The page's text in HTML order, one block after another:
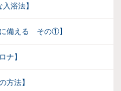
浴法】
備える その①】
ナ】
方法】